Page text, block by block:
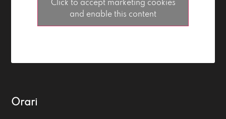
Orari
Click to accept marketing cookies
and enable this content